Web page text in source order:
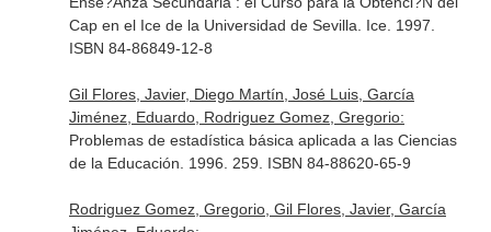
Cap en el Ice de la Universidad de Sevilla. Ice. 1997.
ISBN 84-86849-12-8
Gil Flores, Javier, Diego Martín, José Luis, García
Jiménez, Eduardo, Rodriguez Gomez, Gregorio:
Problemas de estadística básica aplicada a las Ciencias
de la Educación. 1996. 259. ISBN 84-88620-65-9
Rodriguez Gomez, Gregorio, Gil Flores, Javier, García